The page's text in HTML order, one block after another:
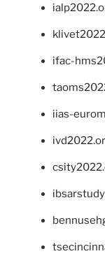
ifac-
iias-